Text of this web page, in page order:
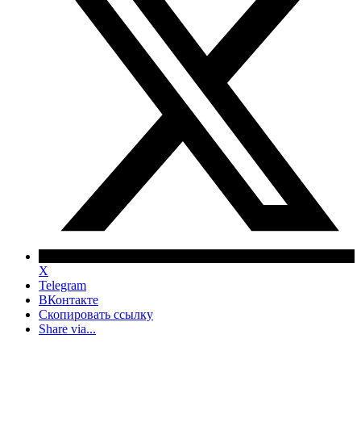
X
Telegram
ВКонтакте
Скопировать ссылку
Share via...